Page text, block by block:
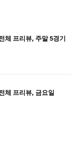
체 프리뷰, 주말 5경기
체 프리뷰, 금요일